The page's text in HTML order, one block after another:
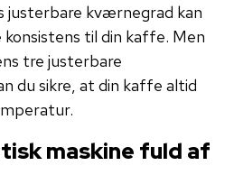
justerbare kværnegrad kan
til din kaffe. Men
tre justerbare
du sikre, at din kaffe altid
maskine fuld af